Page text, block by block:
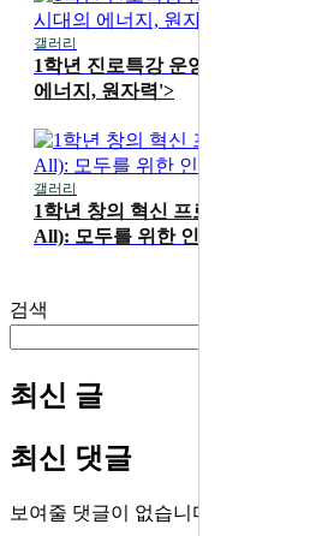
갤러리
1학년 진로특강 운영 <카이스트 성
에너지, 원자력'>
갤러리
1학년 창의 혁신 프로그램
All): 모두를 위한 인간 안보' 메이커
검색
최신 글
최신 댓글
보여줄 댓글이 없습니다.